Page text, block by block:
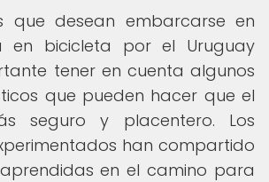
que desean embarcarse en
en bicicleta por el Uruguay
tener en cuenta algunos
que pueden hacer que el
seguro y placentero. Los
han compartido
en el camino para